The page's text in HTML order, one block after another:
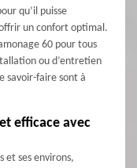
qu’il puisse
un confort optimal.
60 pour tous
ou d’entretien
savoir-faire sont à
efficace avec
et ses environs,